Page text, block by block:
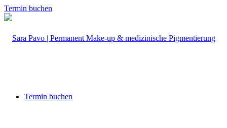
Termin buchen
Termin buchen